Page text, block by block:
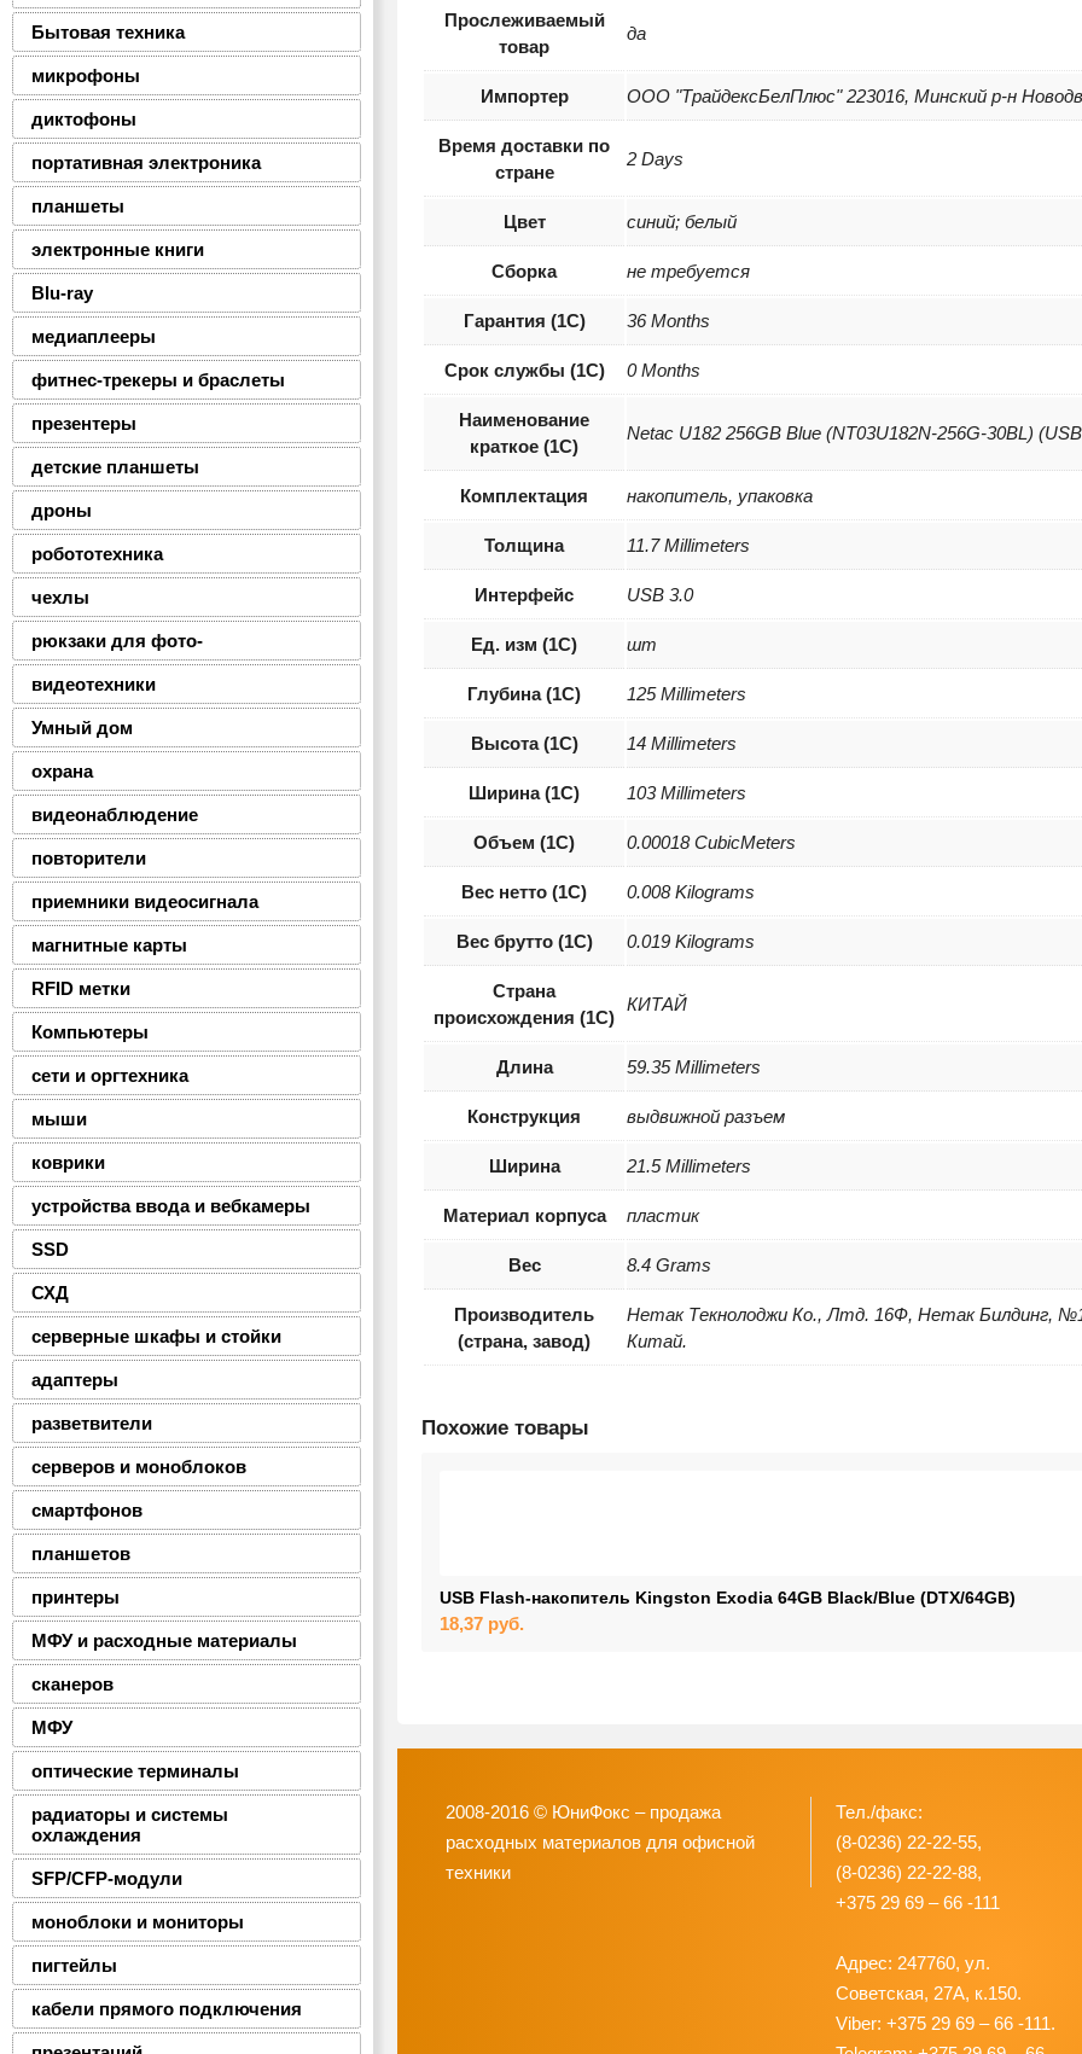
Бытовая техника
микрофоны
диктофоны
портативная электроника
планшеты
электронные книги
Blu-ray
медиаплееры
фитнес-трекеры и браслеты
презентеры
детские планшеты
дроны
робототехника
чехлы
рюкзаки для фото-
видеотехники
Умный дом
охрана
видеонаблюдение
повторители
приемники видеосигнала
магнитные карты
RFID метки
Компьютеры
сети и оргтехника
мыши
коврики
устройства ввода и вебкамеры
SSD
СХД
серверные шкафы и стойки
адаптеры
разветвители
серверов и моноблоков
смартфонов
планшетов
принтеры
МФУ и расходные материалы
сканеров
МФУ
оптические терминалы
радиаторы и системы
охлаждения
SFP/CFP-модули
моноблоки и мониторы
пигтейлы
кабели прямого подключения
Прослеживаемый
товар
да
Импортер ООО "ТрайдексБелПлюс" 223016, Минский р-н
Время доставки по
стране
2 Days
Цвет синий; белый
Сборка не требуется
Гарантия (1С) 36 Months
Срок службы (1С) 0 Months
Наименование
краткое (1C)
Netac U182 256GB Blue (NT03U182N-256G-30BL)
Комплектация накопитель, упаковка
Толщина 11.7 Millimeters
Интерфейс USB 3.0
Ед. изм (1С) шт
Глубина (1С) 125 Millimeters
Высота (1С) 14 Millimeters
Ширина (1С) 103 Millimeters
Объем (1С) 0.00018 CubicMeters
Вес нетто (1С) 0.008 Kilograms
Вес брутто (1С) 0.019 Kilograms
Страна
происхождения (1С)
КИТАЙ
Длина 59.35 Millimeters
Конструкция выдвижной разъем
Ширина 21.5 Millimeters
Материал корпуса пластик
Вес 8.4 Grams
Производитель
(страна, завод)
Нетак Текнолоджи Ко., Лтд. 16Ф, Нетак Билдинг,
Китай.
Похожие товары
USB Flash-накопитель Kingston Exodia 64GB Black/Blue (DTX/64GB)
18,37 руб.
2008-2016 © ЮниФокс – продажа
расходных материалов для офисной
техники
Тел./факс:
(8-0236) 22-22-55,
(8-0236) 22-22-88,
+375 29 69 – 66 -111
Адрес: 247760, ул.
Советская, 27А, к.150.
Viber: +375 29 69 – 66 -111.